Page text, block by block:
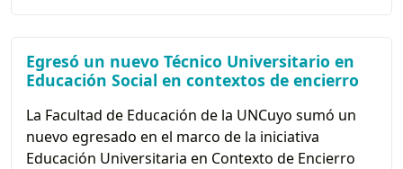
Egresó un nuevo Técnico Universitario en
Educación Social en contextos de encierro
La Facultad de Educación de la UNCuyo sumó un
nuevo egresado en el marco de la iniciativa
Educación Universitaria en Contexto de Encierro